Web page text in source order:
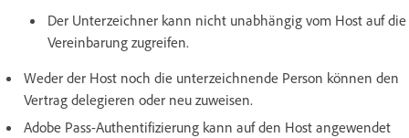
Der Unterzeichner kann nicht unabhängig vom Host auf die
Vereinbarung zugreifen.
Weder der Host noch die unterzeichnende Person können den
Vertrag delegieren oder neu zuweisen.
Adobe Pass-Authentifizierung kann auf den Host angewendet